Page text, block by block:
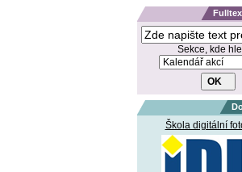
Sekce, kde
Škola digitální